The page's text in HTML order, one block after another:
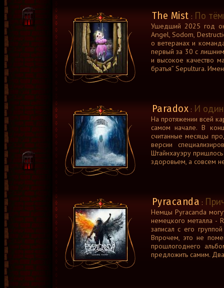
The Mist : По
Ушедший 2025 год
Angel, Sodom,
о ветеранах и
первый за 30 с
и высокое качество
братья” Sepultura.
Paradox : И
На протяжении всей
самом начале. В
считанные месяцы
версии
Штайнхауэру
здоровьем, а совсем
Pyracanda :
Немцы Pyracanda
немецкого металла -
записал с его
Впрочем, это не
прошлогоднего
предложить самим.